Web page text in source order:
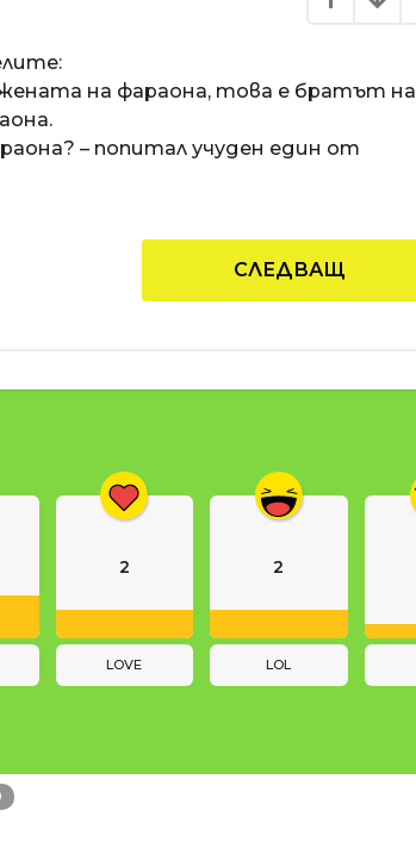
на фараона, това е братът на
– попитал учуден един от
СЛЕДВАЩ
2
LOVE
2
LOL